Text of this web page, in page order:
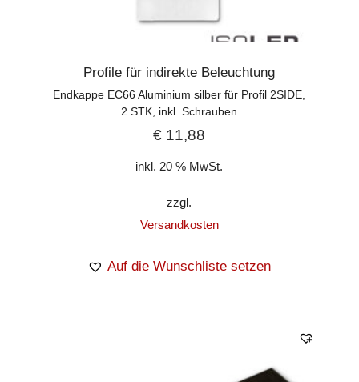
Profile für indirekte Beleuchtung
Endkappe EC66 Aluminium silber für Profil 2SIDE,
2 STK, inkl. Schrauben
€ 11,88
inkl. 20 % MwSt.
zzgl.
Versandkosten
Auf die Wunschliste setzen